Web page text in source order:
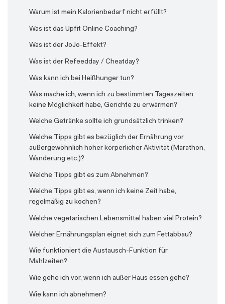
Warum ist mein Kalorienbedarf nicht erfüllt?
Was ist das Upfit Online Coaching?
Was ist der JoJo-Effekt?
Was ist der Refeedday / Cheatday?
Was kann ich bei Heißhunger tun?
Was mache ich, wenn ich zu bestimmten Tageszeiten
keine Möglichkeit habe, Gerichte zu erwärmen?
Welche Getränke sollte ich grundsätzlich trinken?
Welche Tipps gibt es bezüglich der Ernährung vor
außergewöhnlich hoher körperlicher Aktivität (Marathon,
Wanderung etc.)?
Welche Tipps gibt es zum Abnehmen?
Welche Tipps gibt es, wenn ich keine Zeit habe,
regelmäßig zu kochen?
Welche vegetarischen Lebensmittel haben viel Protein?
Welcher Ernährungsplan eignet sich zum Fettabbau?
Wie funktioniert die Austausch-Funktion für
Mahlzeiten?
Wie gehe ich vor, wenn ich außer Haus essen gehe?
Wie kann ich abnehmen?